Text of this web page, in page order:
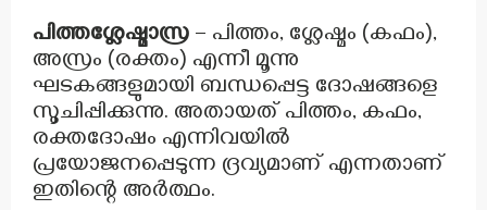
പിത്തശ്ലേഷ്മാസ്ര – പിത്തം, ശ്ലേഷ്മം (കഫം),
അസ്രം (രക്തം) എന്നീ മൂന്നു
ഘടകങ്ങളുമായി ബന്ധപ്പെട്ട ദോഷങ്ങളെ
സൂചിപ്പിക്കുന്നു. അതായത് പിത്തം, കഫം,
രക്തദോഷം എന്നിവയിൽ
പ്രയോജനപ്പെടുന്ന ദ്രവ്യമാണ് എന്നതാണ്
ഇതിന്റെ അർത്ഥം.